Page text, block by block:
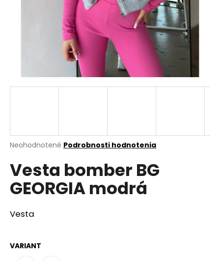
Priemerné
produktu
je
0,0
z
hviezdičiek.
Neohodnotené Podrobnosti hodnotenia
Vesta bomber BG
GEORGIA modrá
Vesta
VARIANT
d
p
o
ú
m